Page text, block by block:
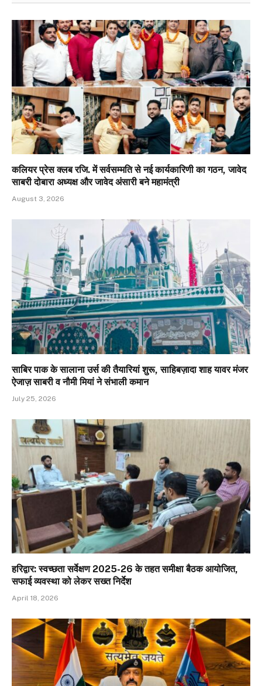
कलियर प्रेस क्लब रजि. में सर्वसम्मति से नई कार्यकारिणी का गठन, जावेद
साबरी दोबारा अध्यक्ष और जावेद अंसारी बने महामंत्री
August 3, 2026
साबिर पाक के सालाना उर्स की तैयारियां शुरू, साहिबज़ादा शाह यावर मंजर
ऐजाज़ साबरी व नौमी मियां ने संभाली कमान
July 25, 2026
हरिद्वार: स्वच्छता सर्वेक्षण 2025-26 के तहत समीक्षा बैठक आयोजित,
सफाई व्यवस्था को लेकर सख्त निर्देश
April 18, 2026